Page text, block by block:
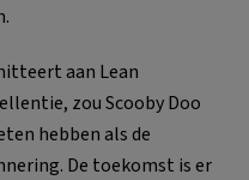
aan Lean
zou Scooby Doo
hebben als de
De toekomst is er